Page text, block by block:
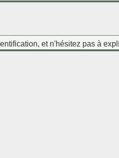
et n'hésitez pas à